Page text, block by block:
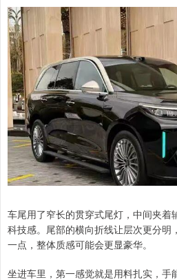
车尾用了窄长的贯穿式尾灯，中间夹着
科技感。尾部的横向折线让层次更分明
一点，整体质感可能会更显豪华。
坐进车里，第一感觉就是用料扎实，手